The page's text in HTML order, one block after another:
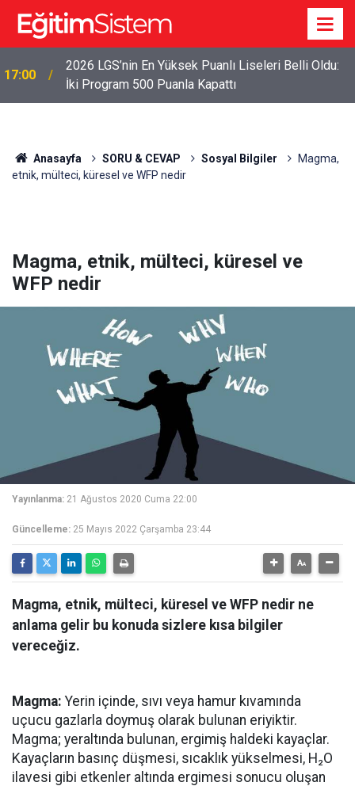
12:45
2026 LGS İlk Yerleştirme Verileri Açıklandı: Sınavla
Alan Liseler Yüzde 95,76 Doldu
Anasayfa SORU & CEVAP Sosyal Bilgiler
Magma,
etnik, mülteci, küresel ve WFP nedir
Magma, etnik, mülteci, küresel ve
WFP nedir
Yayınlanma: 21 Ağustos 2020 Cuma 22:00
Güncelleme: 25 Mayıs 2022 Çarşamba 23:44
Magma, etnik, mülteci, küresel ve WFP nedir ne
anlama gelir bu konuda sizlere kısa bilgiler
vereceğiz.
Magma: Yerin içinde, sıvı veya hamur kıvamında
uçucu gazlarla doymuş olarak bulunan eriyiktir.
Magma; yeraltında bulunan, ergimiş haldeki kayaçlar.
Kayaçların basınç düşmesi, sıcaklık yükselmesi, H₂O
ilavesi gibi etkenler altında ergimesi sonucu oluşan